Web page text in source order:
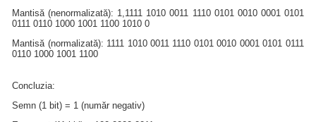
Mantisă (nenormalizată): 1,1111 1010 0011 1110 0101 0010 0001 0101
0111 0110 1000 1001 1100 1010 0
Mantisă (normalizată): 1111 1010 0011 1110 0101 0010 0001 0101 0111
0110 1000 1001 1100
Concluzia:
Semn (1 bit) = 1 (număr negativ)